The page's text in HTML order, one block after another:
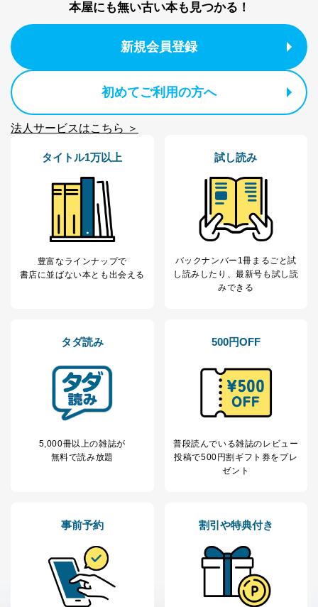
当社は、個人情報の正確性及び安全性を確保するため
機器を取り扱う従業者を明確化し、 個人データへ
アクセス者の識別と認証
ーザーアカウント制御）により、個人情報データ
ベース等を取り扱う情報システムを使用する従業
者を識別・認証しています。
外部からの不正アクセス等の防止
個人データを取り扱う機器等のオペレーティング
システムを最新の状態に保持しています。
個人データを取り扱う機器等にセキュリティ対策
ソフトウェア等を導入し、自動更新 機能等の活用
により、これを最新状態としています。
送信する場合に、当該ファイルへのパスワードを
設定しています。
個人情報保護マネジメントシステムの継続的改善
当社は、内部監査及びマネジメントレビューの機会を通
じて、個人情報保護マネジメントシステムを継続的に改
苦情及び相談受付け窓口
適切、かつ迅速に対応させていただきます。
株式会社富士山マガジンサービス 個人情報問い合わせ
係
TEL：0570-200-223
FAX：03-5459-7073
e-mail：cs@fujisan.co.jp
本屋にも無い古い本も見つかる！
新規会員登録
初めてご利用の方へ
法人サービスはこちら ＞
タイトル1万以上
豊富なラインナップで
書店に並ばない本とも出会える
試し読み
バックナンバー1冊まるごと試
し読み したり、最新号も試し読
みできる
タダ読み
5,000冊以上の雑誌が
無料で読み放題
500円OFF
普段読んでいる雑誌のレビュー
投稿で500円割ギフト券をプレ
ゼント
事前予約 割引や特典付き